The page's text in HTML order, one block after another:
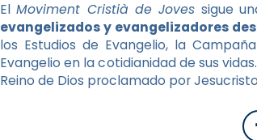
ElMoviment Cristià de Joves sigue
evangelizados y evangelizadores
los Estudios de Evangelio, la
Evangelio en la cotidianidad de sus
Reino de Dios proclamado por